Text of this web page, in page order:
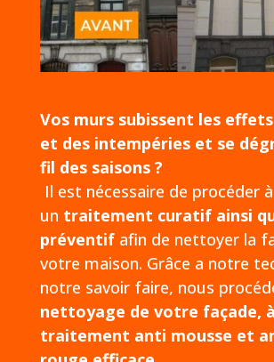
Vos murs subissent les
et des intempéries et se
fil des saisons ?
Il est nécessaire de procéder à
un traitement curatif ainsi
préventifafin de nettoyer la
votre maison. Grâce a notre
notre savoir faire, nous
nettoyage de votre façade,
traitement anti mousse et